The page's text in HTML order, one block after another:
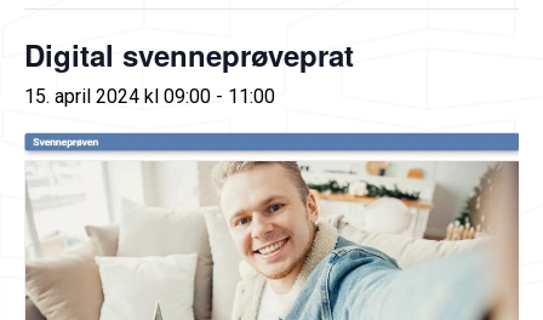
Digital svenneprøveprat
15. april 2024 kl 09:00 - 11:00